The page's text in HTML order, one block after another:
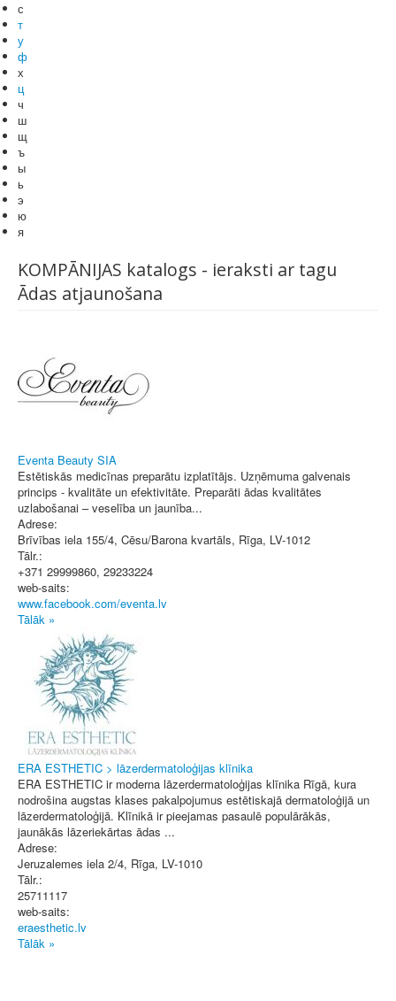
с
т
у
ф
х
ц
ч
ш
щ
ъ
ы
ь
э
ю
я
KOMPĀNIJAS katalogs - ieraksti ar tagu
Ādas atjaunošana
Eventa Beauty SIA
Estētiskās medicīnas preparātu izplatītājs. Uzņēmuma galvenais
princips - kvalitāte un efektivitāte. Preparāti ādas kvalitātes
uzlabošanai – veselība un jaunība...
Adrese:
Brīvības iela 155/4, Cēsu/Barona kvartāls, Rīga, LV-1012
Tālr.:
+371 29999860, 29233224
web-saits:
www.facebook.com/eventa.lv
Tālāk »
ERA ESTHETIC > lāzerdermatoloģijas klīnika
ERA ESTHETIC ir moderna lāzerdermatoloģijas klīnika Rīgā, kura
nodrošina augstas klases pakalpojumus estētiskajā dermatoloģijā un
lāzerdermatoloģijā. Klīnikā ir pieejamas pasaulē populārākās,
jaunākās lāzeriekārtas ādas ...
Adrese:
Jeruzalemes iela 2/4, Rīga, LV-1010
Tālr.:
25711117
web-saits:
eraesthetic.lv
Tālāk »